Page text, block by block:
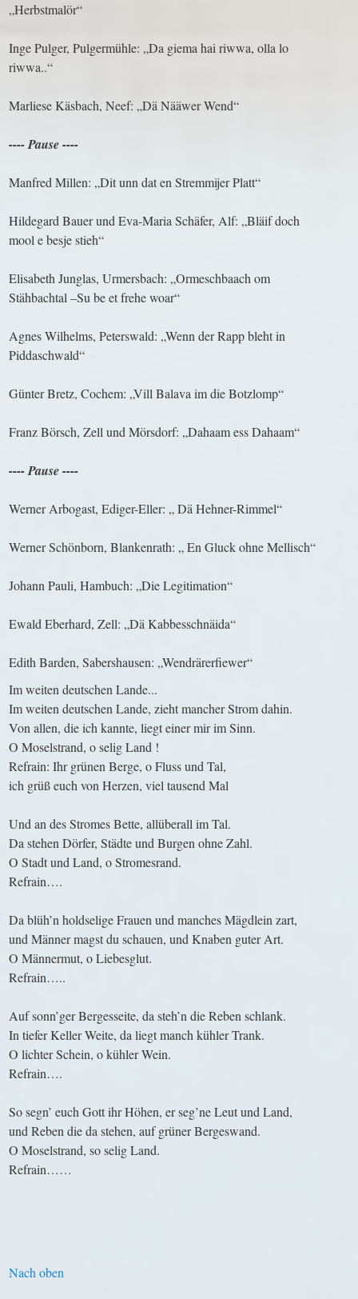
„Herbstmalör“
Inge Pulger, Pulgermühle: „Da giema hai riwwa, olla lo
riwwa..“
Marliese Käsbach, Neef: „Dä Nääwer Wend“
---- Pause ----
Manfred Millen: „Dit unn dat en Stremmijer Platt“
Hildegard Bauer und Eva-Maria Schäfer, Alf: „Bläif doch
mool e besje stieh“
Elisabeth Junglas, Urmersbach: „Ormeschbaach om
Stähbachtal –Su be et frehe woar“
Agnes Wilhelms, Peterswald: „Wenn der Rapp bleht in
Piddaschwald“
Günter Bretz, Cochem: „Vill Balava im die Botzlomp“
Franz Börsch, Zell und Mörsdorf: „Dahaam ess Dahaam“
---- Pause ----
Werner Arbogast, Ediger-Eller: „ Dä Hehner-Rimmel“
Werner Schönborn, Blankenrath: „ En Gluck ohne Mellisch“
Johann Pauli, Hambuch: „Die Legitimation“
Ewald Eberhard, Zell: „Dä Kabbesschnäida“
Edith Barden, Sabershausen: „Wendrärerfiewer“
Im weiten deutschen Lande...
Im weiten deutschen Lande, zieht mancher Strom dahin.
Von allen, die ich kannte, liegt einer mir im Sinn.
O Moselstrand, o selig Land !
Refrain: Ihr grünen Berge, o Fluss und Tal,
ich grüß euch von Herzen, viel tausend Mal
Und an des Stromes Bette, allüberall im Tal.
Da stehen Dörfer, Städte und Burgen ohne Zahl.
O Stadt und Land, o Stromesrand.
Refrain….
Da blüh’n holdselige Frauen und manches Mägdlein zart,
und Männer magst du schauen, und Knaben guter Art.
O Männermut, o Liebesglut.
Refrain…..
Auf sonn’ger Bergesseite, da steh’n die Reben schlank.
In tiefer Keller Weite, da liegt manch kühler Trank.
O lichter Schein, o kühler Wein.
Refrain….
So segn’ euch Gott ihr Höhen, er seg’ne Leut und Land,
und Reben die da stehen, auf grüner Bergeswand.
O Moselstrand, so selig Land.
Refrain……
Nach oben